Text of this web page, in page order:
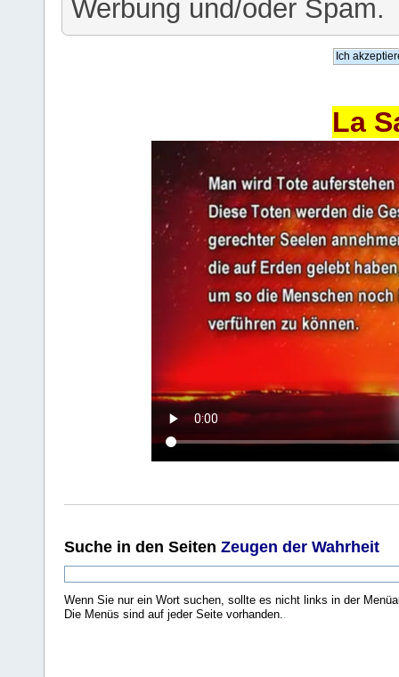
Werbung und/oder Spam.
La
Suche in den Seiten Zeugen der Wahrheit
Wenn Sie nur ein Wort suchen, sollte es nicht links in der
Die Menüs sind auf jeder Seite vorhanden..